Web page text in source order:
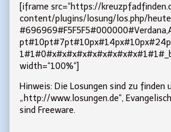
[iframe src=“https://
content/plugins/losung/los.php/
width=“100%“]
Hinweis: Die Losungen sind zu finden
„http://www.losungen.de“,
sind Freeware.